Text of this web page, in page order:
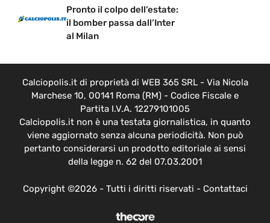
Pronto il colpo dell’estate:
il bomber passa dall’Inter
al Milan
Calciopolis.it di proprietà di WEB 365 SRL - Via Nicola
Marchese 10, 00141 Roma (RM) - Codice Fiscale e
Partita I.V.A. 12279101005
Calciopolis.it non è una testata giornalistica, in quanto
viene aggiornato senza alcuna periodicità. Non può
pertanto considerarsi un prodotto editoriale ai sensi
della legge n. 62 del 07.03.2001
Copyright ©2026 - Tutti i diritti riservati - Contattaci